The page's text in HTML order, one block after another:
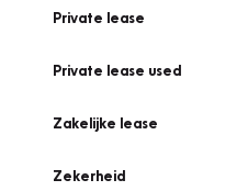
Private lease
Private lease used
Zakelijke lease
Zekerheid